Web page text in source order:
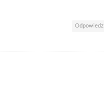
Odpowiedz